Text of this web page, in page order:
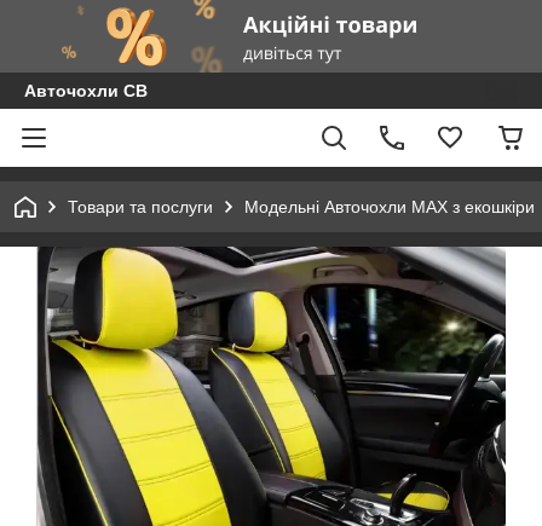
Авточохли СВ
Товари та послуги Модельні Авточохли MAX з екошкіри